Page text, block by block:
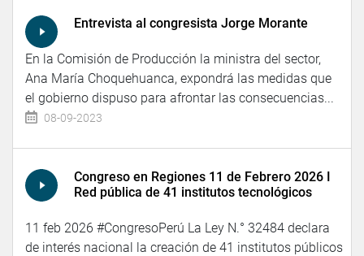
Entrevista al congresista Jorge Morante
En la Comisión de Producción la ministra del sector,
Ana María Choquehuanca, expondrá las medidas que
el gobierno dispuso para afrontar las consecuencias...
08-09-2023
Congreso en Regiones 11 de Febrero 2026 I
Red pública de 41 institutos tecnológicos
11 feb 2026 #CongresoPerú La Ley N.° 32484 declara
de interés nacional la creación de 41 institutos públicos